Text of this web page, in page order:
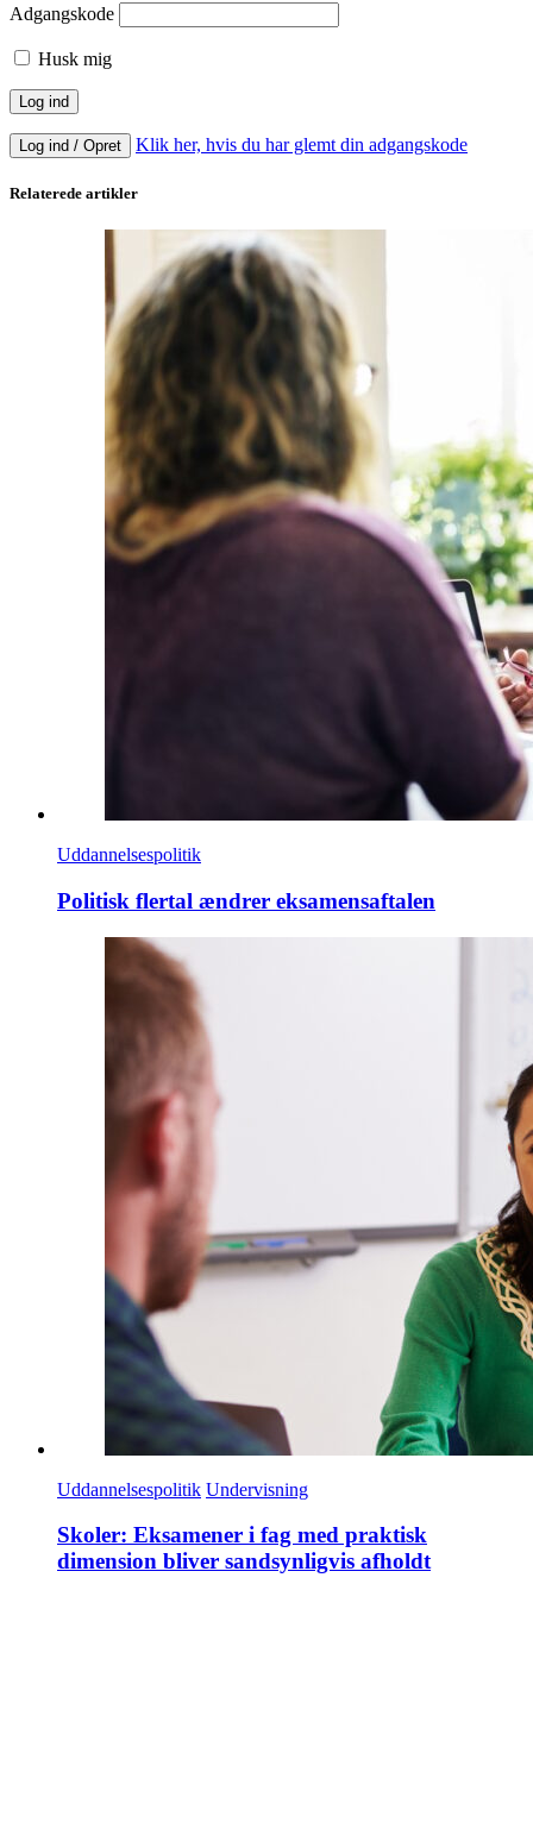
Adgangskode
Husk mig
Log ind / Opret Klik her, hvis du har glemt din adgangskode
Relaterede artikler
Uddannelsespolitik
Politisk flertal ændrer eksamensaftalen
Uddannelsespolitik Undervisning
Skoler: Eksamener i fag med praktisk
dimension bliver sandsynligvis afholdt